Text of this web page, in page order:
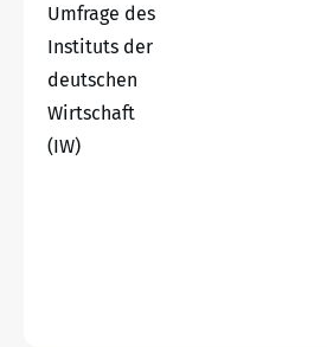
Umfrage des
Instituts der
deutschen
Wirtschaft
(IW)